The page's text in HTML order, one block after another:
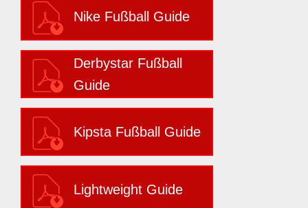
Nike Fußball Guide
Derbystar Fußball
Guide
Kipsta Fußball Guide
Lightweight Guide